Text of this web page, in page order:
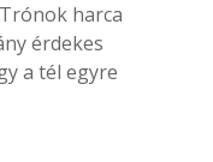
harca
érdekes
a tél egyre